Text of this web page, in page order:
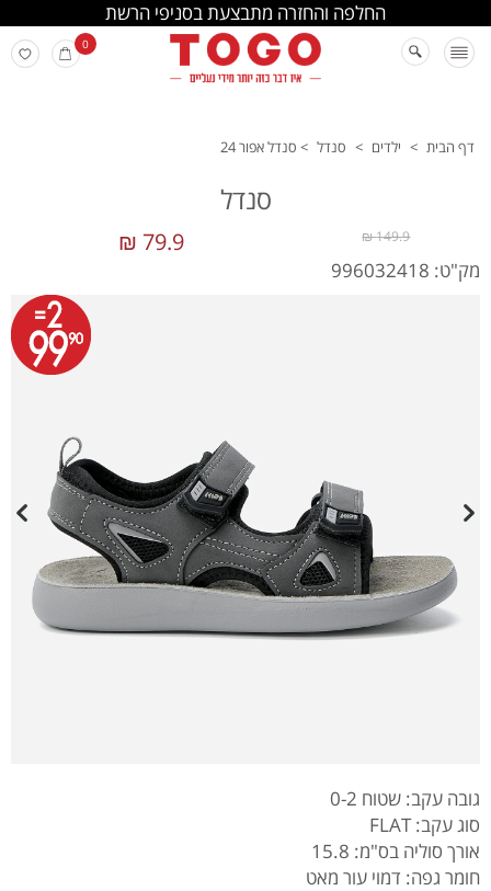
החלפה והחזרה מתבצעת בסניפי הרשת
0
דף הבית > ילדים > סנדל > סנדל אפור 24
סנדל
79.9 ₪ 149.9 ₪
מק"ט: 996032418
גובה עקב: שטוח 0-2
סוג עקב: FLAT
אורך סוליה בס"מ: 15.8
חומר גפה: דמוי עור מאט